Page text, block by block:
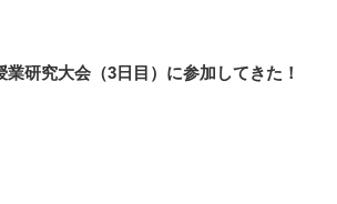
業研究大会（3日目）に参加してきた！